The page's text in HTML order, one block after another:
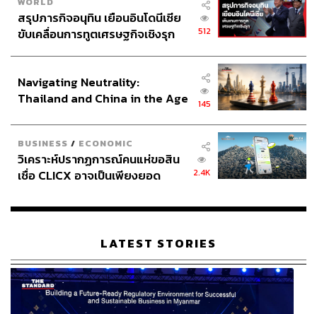
สรุปภารกิจอนุทิน เยือนอินโดนีเซีย
ขับเคลื่อนการทูตเศรษฐกิจเชิงรุก
512
Navigating Neutrality:
Thailand and China in the Age
145
BUSINESS / ECONOMIC
วิเคราะห์ปรากฏการณ์คนแห่ขอสิน
เชื่อ CLICX อาจเป็นเพียงยอด
เรือนไทยที่ถูกซุกไว้
2.4K
LATEST STORIES